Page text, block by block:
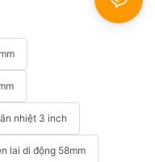
nhiệt 3 inch
lai di động 58mm